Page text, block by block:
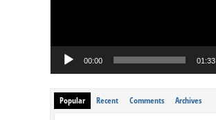
00:00 01:33
Popular Recent Comments Archives